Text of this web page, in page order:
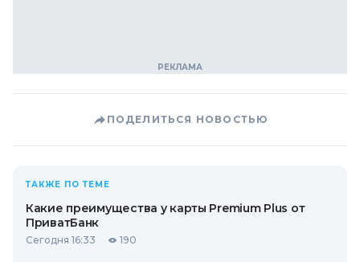
ПОДЕЛИТЬСЯ НОВОСТЬЮ
ТАКЖЕ ПО ТЕМЕ
Какие преимущества у карты Premium Plus от
ПриватБанк
Сегодня 16:33 190